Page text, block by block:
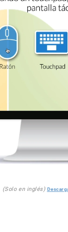
(Solo en inglés)